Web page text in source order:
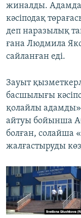
жиналды.
кәсіподақ
деп наразылық
ғана Людмила
сайланған еді.
Зауыт
басшылығы
қолайлы адамды»
айтуы бойынша
болған,
жалғастыруды